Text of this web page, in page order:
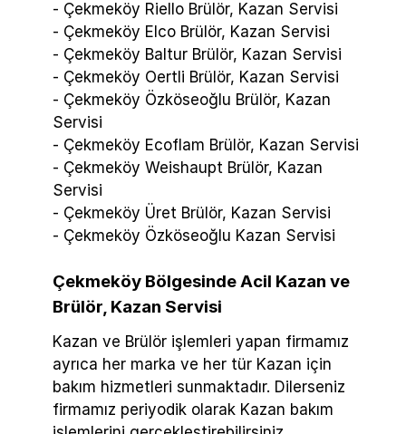
- Çekmeköy Riello Brülör, Kazan Servisi
- Çekmeköy Elco Brülör, Kazan Servisi
- Çekmeköy Baltur Brülör, Kazan Servisi
- Çekmeköy Oertli Brülör, Kazan Servisi
- Çekmeköy Özköseoğlu Brülör, Kazan
Servisi
- Çekmeköy Ecoflam Brülör, Kazan Servisi
- Çekmeköy Weishaupt Brülör, Kazan
Servisi
- Çekmeköy Üret Brülör, Kazan Servisi
- Çekmeköy Özköseoğlu Kazan Servisi
Çekmeköy Bölgesinde Acil Kazan ve
Brülör, Kazan Servisi
Kazan ve Brülör işlemleri yapan firmamız
ayrıca her marka ve her tür Kazan için
bakım hizmetleri sunmaktadır. Dilerseniz
firmamız periyodik olarak Kazan bakım